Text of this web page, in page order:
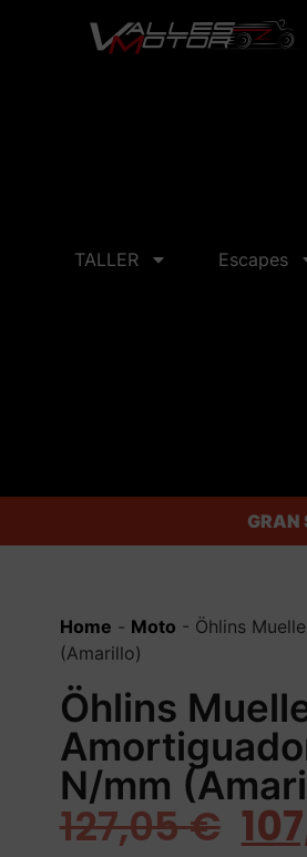
TALLER Escapes
GRAN
Home - Moto - Öhlins
(Amarillo)
Öhlins
N/mm
127,05€